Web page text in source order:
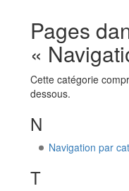
Pages
«
Cette catégorie
dessous.
N
Navigation par
T